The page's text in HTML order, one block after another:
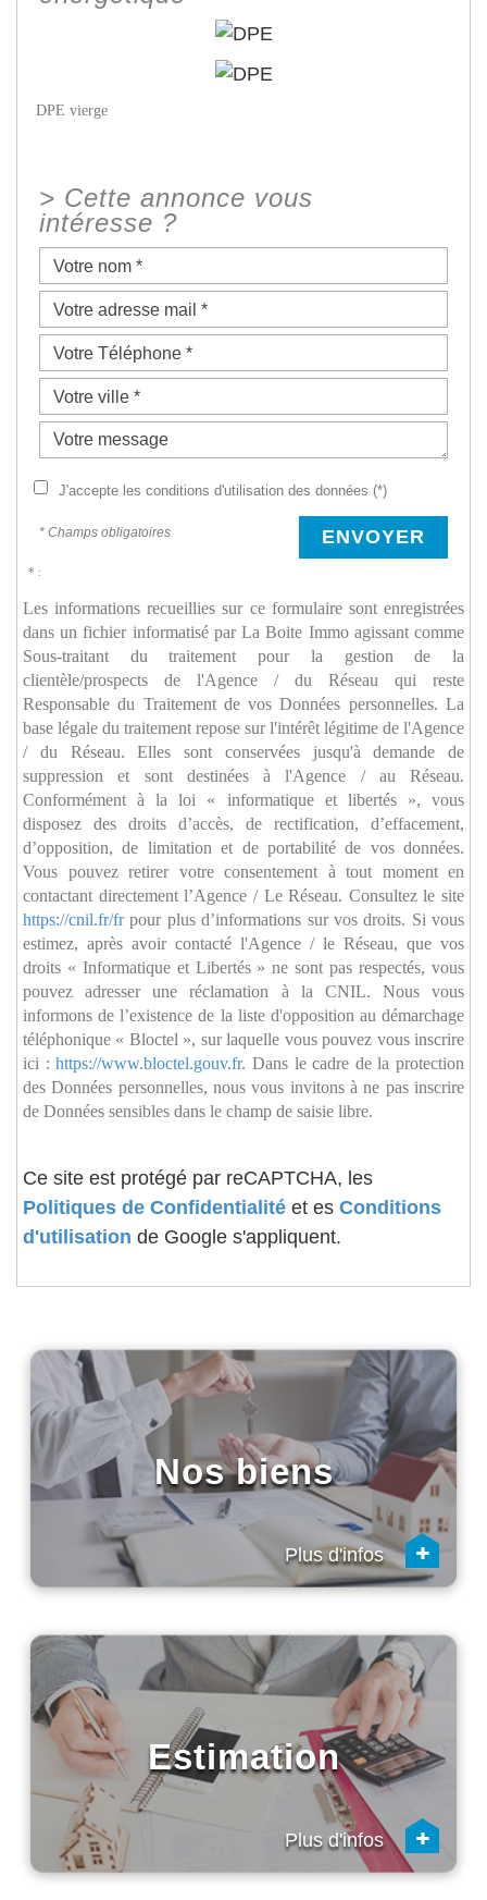
DPE vierge
> Cette annonce vous
intéresse ?
J'accepte les conditions d'utilisation des données (*)
* Champs obligatoires ENVOYER
* :
Les informations recueillies sur ce formulaire sont enregistrées
dans un fichier informatisé par La Boite Immo agissant comme
Sous-traitant du traitement pour la gestion de la
clientèle/prospects de l'Agence / du Réseau qui reste
Responsable du Traitement de vos Données personnelles. La
base légale du traitement repose sur l'intérêt légitime de l'Agence
/ du Réseau. Elles sont conservées jusqu'à demande de
suppression et sont destinées à l'Agence / au Réseau.
Conformément à la loi « informatique et libertés », vous
disposez des droits d’accès, de rectification, d’effacement,
d’opposition, de limitation et de portabilité de vos données.
Vous pouvez retirer votre consentement à tout moment en
contactant directement l’Agence / Le Réseau. Consultez le site
https://cnil.fr/frpour plus d’informations sur vos droits. Si vous
estimez, après avoir contacté l'Agence / le Réseau, que vos
droits « Informatique et Libertés » ne sont pas respectés, vous
pouvez adresser une réclamation à la CNIL. Nous vous
informons de l’existence de la liste d'opposition au démarchage
téléphonique « Bloctel », sur laquelle vous pouvez vous inscrire
ici :https://www.bloctel.gouv.fr. Dans le cadre de la protection
des Données personnelles, nous vous invitons à ne pas inscrire
de Données sensibles dans le champ de saisie libre.
Ce site est protégé par reCAPTCHA, les
Politiques de Confidentialité et es Conditions
d'utilisation de Google s'appliquent.
Nos biens
Plus d'infos +
Estimation
Plus d'infos +